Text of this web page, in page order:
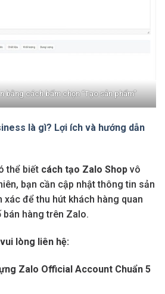
bằng cách bấm chọn “Tạo sản phẩm”
là gì? Lợi ích và hướng dẫn
thể biết cách tạo Zalo Shop vô
bạn cần cập nhật thông tin sản
xác để thu hút khách hàng quan
hàng trên Zalo.
lòng liên hệ:
Zalo Official Account Chuẩn 5